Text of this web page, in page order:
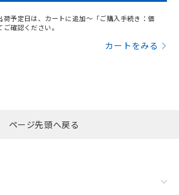
荷予定日は、カートに追加～「ご購入手続き：価
確認ください。
カートをみる
ページ先頭へ戻る